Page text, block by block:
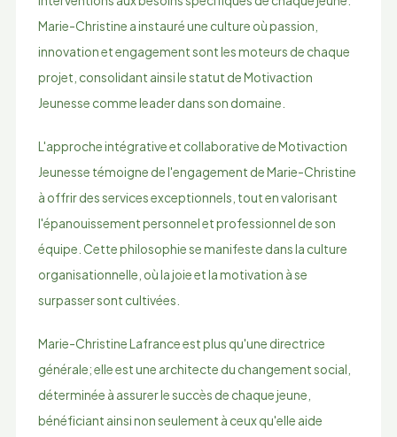
Marie-Christine a instauré une culture où passion,
innovation et engagement sont les moteurs de chaque
projet, consolidant ainsi le statut de Motivaction
Jeunesse comme leader dans son domaine.
L'approche intégrative et collaborative de Motivaction
Jeunesse témoigne de l'engagement de Marie-Christine
à offrir des services exceptionnels, tout en valorisant
l'épanouissement personnel et professionnel de son
équipe. Cette philosophie se manifeste dans la culture
organisationnelle, où la joie et la motivation à se
surpasser sont cultivées.
Marie-Christine Lafrance est plus qu'une directrice
générale; elle est une architecte du changement social,
déterminée à assurer le succès de chaque jeune,
bénéficiant ainsi non seulement à ceux qu'elle aide